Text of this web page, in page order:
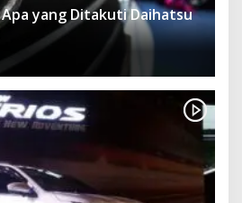
Apa yang Ditakuti Daihatsu